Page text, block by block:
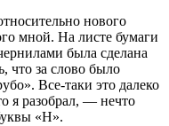
нового
мной. На листе бумаги
была сделана
что за слово было
Все-таки это далеко
я разобрал, — нечто
«Н».